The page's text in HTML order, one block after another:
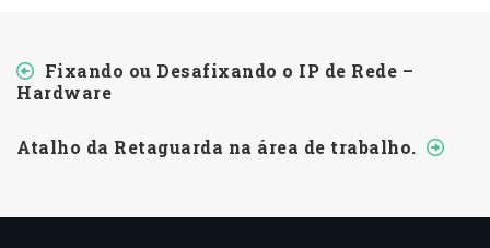
Fixando ou Desafixando o IP de Rede –
Hardware
Atalho da Retaguarda na área de trabalho.